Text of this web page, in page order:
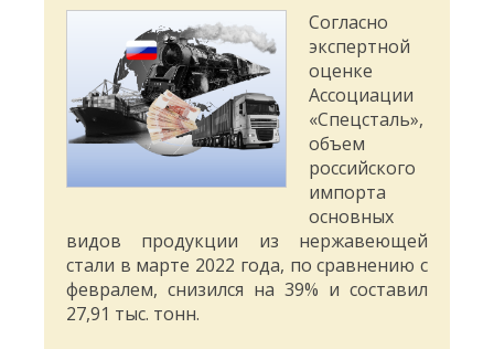
Согласно
экспертной
оценке
Ассоциации
«Спецсталь»,
объем
российского
импорта
основных
видов продукции из нержавеющей
стали в марте 2022 года, по сравнению с
февралем, снизился на 39% и составил
27,91 тыс. тонн.